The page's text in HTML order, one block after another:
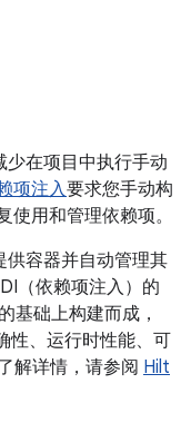
少在项目中执行手动
项注入要求您手动构
用和管理依赖项。
供容器并自动管理其
（依赖项注入）的
的基础上构建而成，
性、运行时性能、可
解详情，请参阅 Hilt